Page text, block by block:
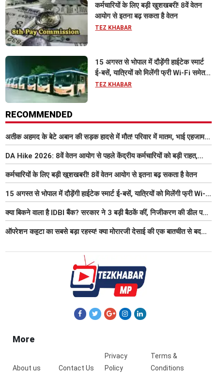
कर्मचारियों के लिए बड़ी खुशखबरी! 8वें वेतन
आयोग से इतना बढ़ सकता है वेतन
TEZ KHABAR
15 अगस्त से भोपाल में दौड़ेंगी हाईटेक स्मार्ट
ई-बसें, यात्रियों को मिलेंगी फ्री Wi-Fi समेत
आधुनिक सुविधा
TEZ KHABAR
RECOMMENDED
अतीक अहमद के बेटे अबान की सड़क हादसे में मौत! परिवार में मातम, भाई एहजाम ने
क्या कहा? जानिए पूरा मामला
DA Hike 2026: 8वें वेतन आयोग से पहले केंद्रीय कर्मचारियों को बड़ी राहत,
महंगाई भत्ता 63% होने की संभावना
कर्मचारियों के लिए बड़ी खुशखबरी! 8वें वेतन आयोग से इतना बढ़ सकता है वेतन
15 अगस्त से भोपाल में दौड़ेंगी हाईटेक स्मार्ट ई-बसें, यात्रियों को मिलेंगी फ्री Wi-
Fi समेत आधुनिक सुविधा
क्या बिकने वाला है IDBI बैंक? सरकार ने 3 बड़ी बैठकें कीं, निजीकरण की डील पर
बढ़ी हलचल
ऑपरेशन कहूटा का सबसे बड़ा रहस्य! क्या मोरारजी देसाई की एक बातचीत से बदल
More
About us Contact Us
Privacy
Policy
Terms &
Conditions